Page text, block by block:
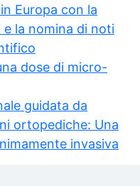
Europa con la
la nomina di noti
dose di micro-
guidata da
ortopediche: Una
invasiva